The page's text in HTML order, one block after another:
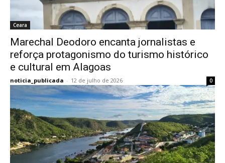
Ceara
Marechal Deodoro encanta jornalistas e
reforça protagonismo do turismo histórico
e cultural em Alagoas
noticia_publicada - 12 de julho de 2026 0